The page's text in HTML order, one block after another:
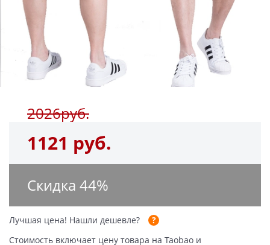
2026руб.
1121 руб.
Скидка 44%
Лучшая цена! Нашли дешевле?
Стоимость включает цену товара на Taobao и